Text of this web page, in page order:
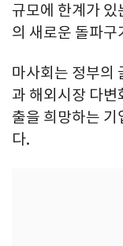
규모에 한계가
의 새로운 돌파구
마사회는 정부의
과 해외시장 다변
출을 희망하는 기
다.